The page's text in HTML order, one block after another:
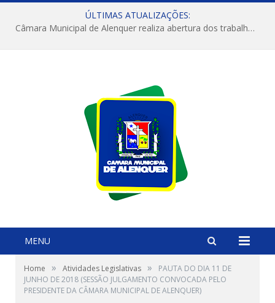
ÚLTIMAS ATUALIZAÇÕES:
Câmara Municipal de Alenquer realiza abertura dos trabalhos do 4º Período Legislativo
MENU
Home » Atividades Legislativas »
PAUTA DO DIA 11 DE
JUNHO DE 2018 (SESSÃO JULGAMENTO CONVOCADA PELO
PRESIDENTE DA CÂMARA MUNICIPAL DE ALENQUER)